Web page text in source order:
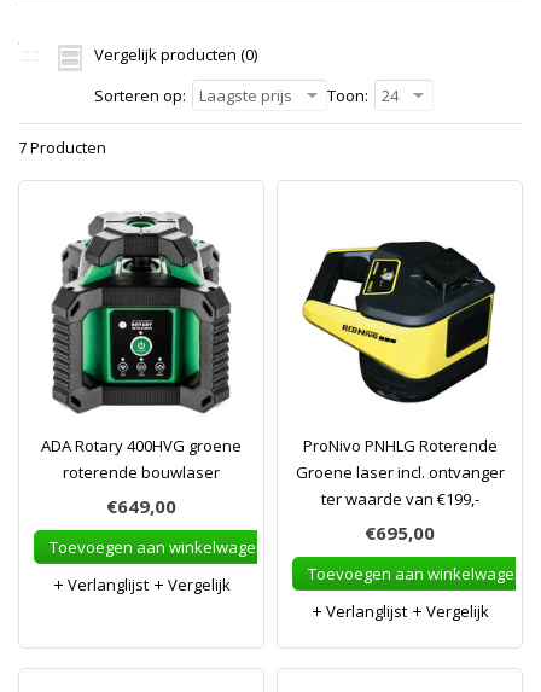
Vergelijk producten (0)
Sorteren op:
Laagste prijs Toon: 24
7 Producten
ADA Rotary 400HVG groene
roterende bouwlaser
€649,00
Toevoegen aan winkelwagen
Verlanglijst
Vergelijk
ProNivo PNHLG Roterende
Groene laser incl. ontvanger
ter waarde van €199,-
€695,00
Toevoegen aan winkelwagen
Verlanglijst
Vergelijk